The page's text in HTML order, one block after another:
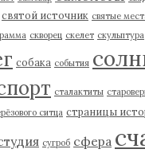
святой источник святые
скворец скелет скульптура
собака события
сталактиты
ситца страницы
сугроб сфера